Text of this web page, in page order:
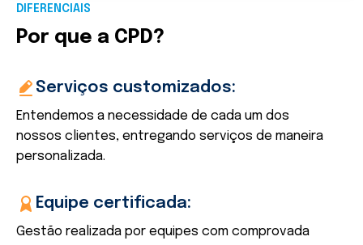
DIFERENCIAIS
Por que a CPD?
Serviços customizados:
Entendemos a necessidade de cada um dos
nossos clientes, entregando serviços de maneira
personalizada.
Equipe certificada:
Gestão realizada por equipes com comprovada